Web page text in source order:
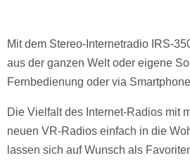
Mit dem Stereo-Internetradio IRS-
aus der ganzen Welt oder eigene
Fernbedienung oder via
Die Vielfalt des Internet-Radios mit
neuen VR-Radios einfach in die
lassen sich auf Wunsch als